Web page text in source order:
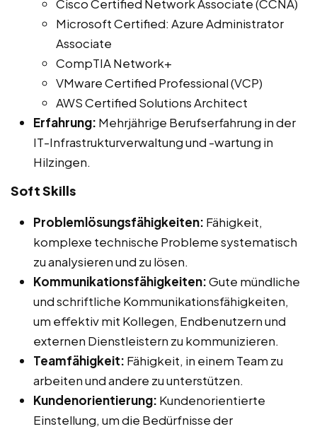
Cisco Certified Network Associate (CCNA)
Microsoft Certified: Azure Administrator
Associate
CompTIA Network+
VMware Certified Professional (VCP)
AWS Certified Solutions Architect
Erfahrung: Mehrjährige Berufserfahrung in der
IT-Infrastrukturverwaltung und -wartung in
Hilzingen.
Soft Skills
Problemlösungsfähigkeiten: Fähigkeit,
komplexe technische Probleme systematisch
zu analysieren und zu lösen.
Kommunikationsfähigkeiten:Gute mündliche
und schriftliche Kommunikationsfähigkeiten,
um effektiv mit Kollegen, Endbenutzern und
externen Dienstleistern zu kommunizieren.
Teamfähigkeit: Fähigkeit, in einem Team zu
arbeiten und andere zu unterstützen.
Kundenorientierung: Kundenorientierte
Einstellung, um die Bedürfnisse der